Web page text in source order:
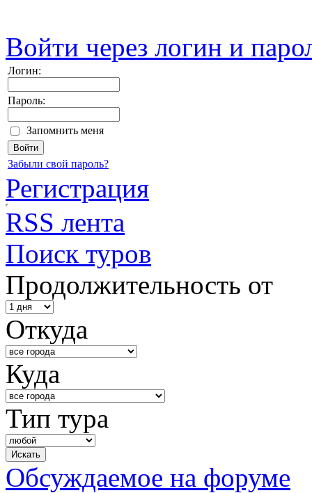
Войти через логин и
Логин:
Пароль:
Запомнить меня
Забыли свой пароль?
Регистрация
RSS лента
Поиск туров
Продолжительность от
Откуда
Куда
Тип тура
Обсуждаемое на форуме